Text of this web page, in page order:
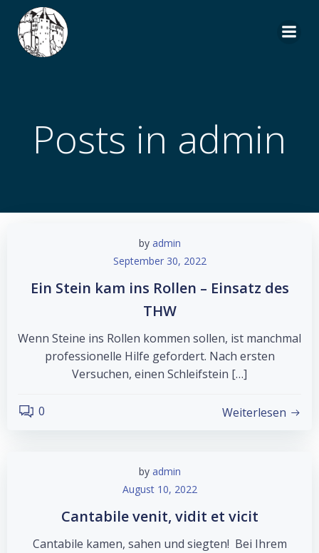
Posts in admin
by admin
September 30, 2022
Ein Stein kam ins Rollen – Einsatz des
THW
Wenn Steine ins Rollen kommen sollen, ist manchmal
professionelle Hilfe gefordert. Nach ersten
Versuchen, einen Schleifstein […]
0 Weiterlesen
by admin
August 10, 2022
Cantabile venit, vidit et vicit
Cantabile kamen, sahen und siegten! Bei Ihrem